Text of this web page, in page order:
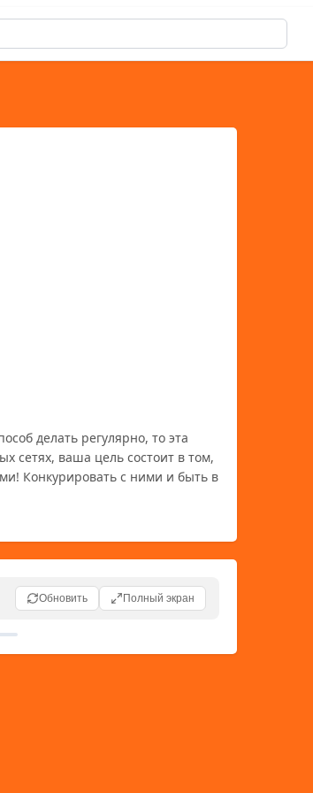
делать регулярно, то эта
сетях, ваша цель состоит в том,
Конкурировать с ними и быть в
Обновить Полный экран